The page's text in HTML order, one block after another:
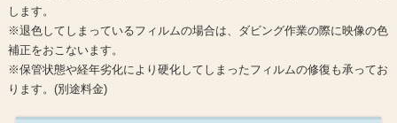
します。
※退色してしまっているフィルムの場合は、ダビング作業の際に映像の色
補正をおこないます。
※保管状態や経年劣化により硬化してしまったフィルムの修復も承ってお
ります。(別途料金)